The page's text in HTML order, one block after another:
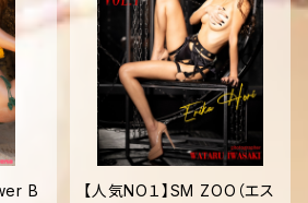
B
【人気NO１】SM ZOO（エス